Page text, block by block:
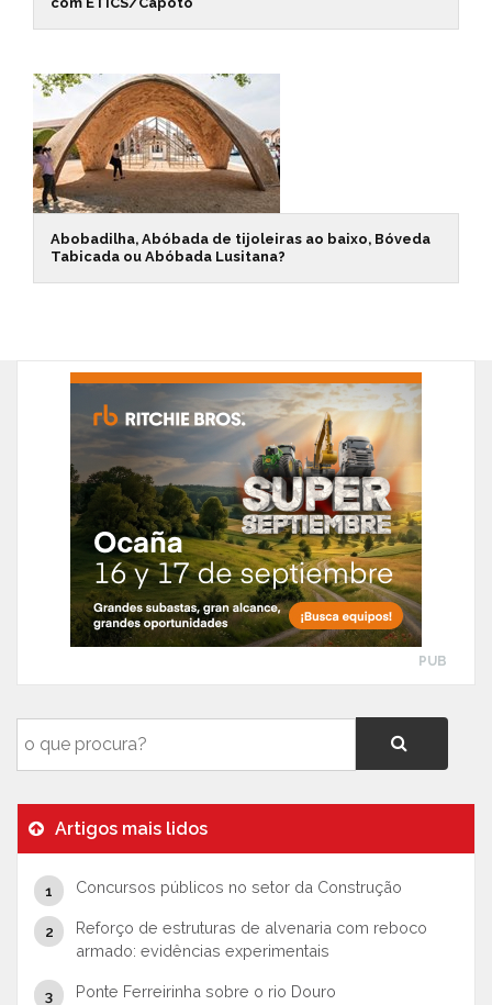
Abobadilha, Abóbada de tijoleiras ao baixo, Bóveda
Tabicada ou Abóbada Lusitana?
PUB
Artigos mais lidos
Concursos públicos no setor da Construção
Reforço de estruturas de alvenaria com reboco
armado: evidências experimentais
Ponte Ferreirinha sobre o rio Douro